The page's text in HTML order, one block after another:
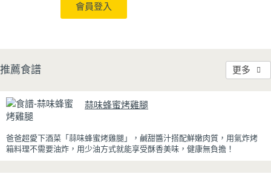
會員登入
推薦食譜 更多
蒜味蜂蜜烤雞腿
爸爸超愛下酒菜「蒜味蜂蜜烤雞腿」，鹹甜醬汁搭配鮮嫩肉質，用氣炸烤
箱料理不需要油炸，用少油方式就能享受酥香美味，健康無負擔！